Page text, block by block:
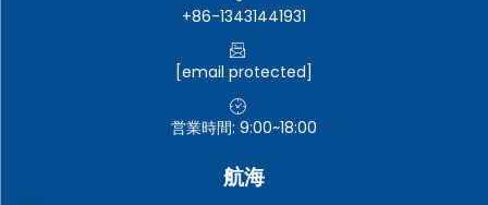
+86-13431441931
[email protected]
営業時間: 9:00~18:00
航海